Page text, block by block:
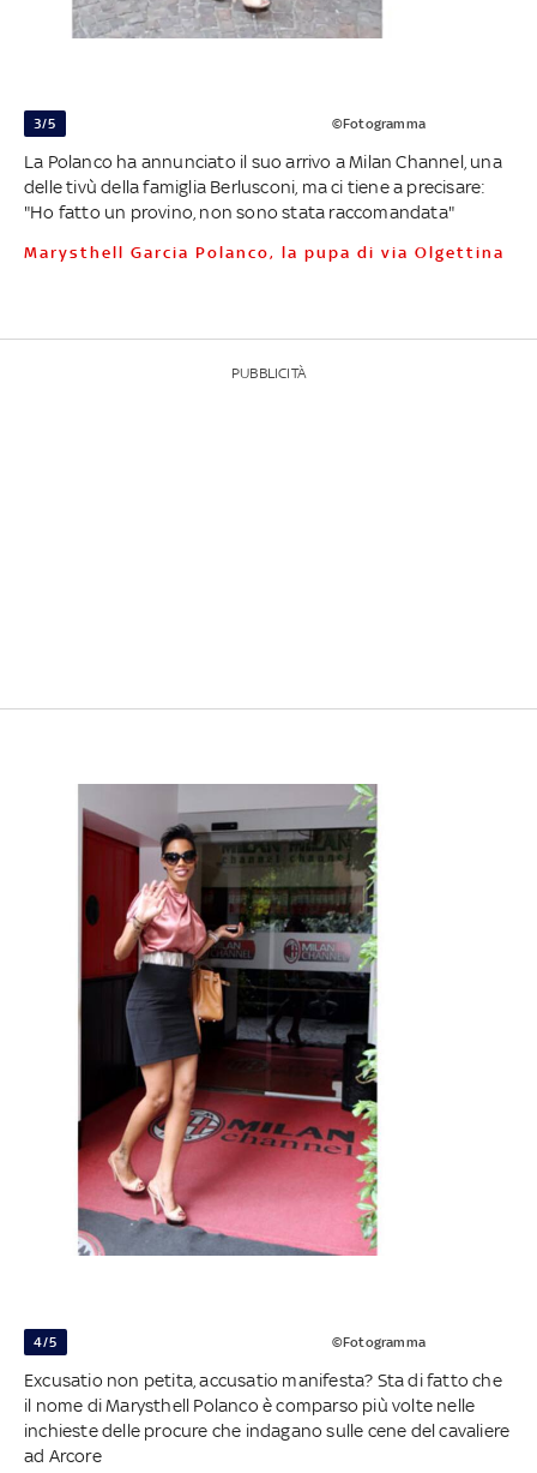
3/5 ©Fotogramma
La Polanco ha annunciato il suo arrivo a Milan Channel, una
delle tivù della famiglia Berlusconi, ma ci tiene a precisare:
"Ho fatto un provino, non sono stata raccomandata"
Marysthell Garcia Polanco, la pupa di via Olgettina
PUBBLICITÀ
4/5 ©Fotogramma
Excusatio non petita, accusatio manifesta? Sta di fatto che
il nome di Marysthell Polanco è comparso più volte nelle
inchieste delle procure che indagano sulle cene del cavaliere
ad Arcore